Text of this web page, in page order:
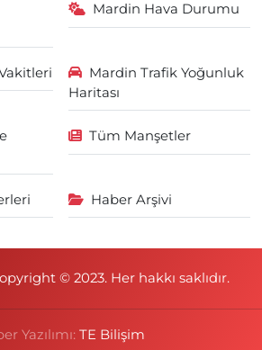
Mardin Hava Durumu
Mardin Trafik Yoğunluk
Haritası
Tüm Manşetler
Haber Arşivi
© 2023. Her hakkı saklıdır.
Yazılımı: TE Bilişim